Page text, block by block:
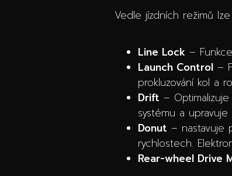
Vedle jízdních režimů
Line Lock –
Launch Control –
prokluzování kol a
Drift –
systému a
Donut – nastavuje
rychlostech.
Rear-wheel Drive